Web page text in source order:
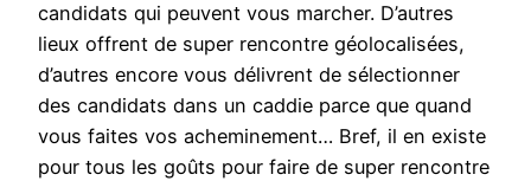
candidats qui peuvent vous marcher. D’autres
lieux offrent de super rencontre géolocalisées,
d’autres encore vous délivrent de sélectionner
des candidats dans un caddie parce que quand
vous faites vos acheminement… Bref, il en existe
pour tous les goûts pour faire de super rencontre